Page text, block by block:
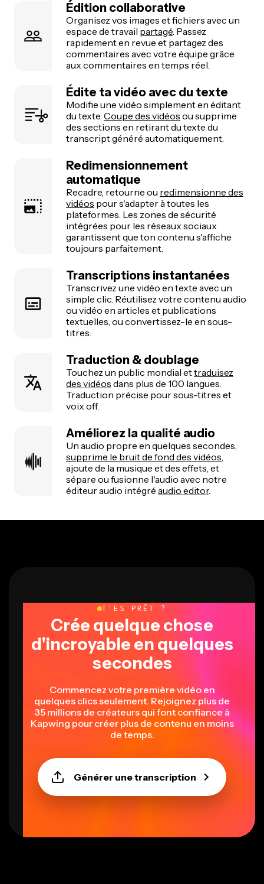
Édition collaborative
Organisez vos images et fichiers avec un
espace de travail partagé. Passez
rapidement en revue et partagez des
commentaires avec votre équipe grâce
aux commentaires en temps réel.
Édite ta vidéo avec du texte
Modifie une vidéo simplement en éditant
du texte. Coupe des vidéos ou supprime
des sections en retirant du texte du
transcript généré automatiquement.
Redimensionnement
automatique
Recadre, retourne ou redimensionne des
vidéos pour s'adapter à toutes les
plateformes. Les zones de sécurité
intégrées pour les réseaux sociaux
garantissent que ton contenu s'affiche
toujours parfaitement.
Transcriptions instantanées
Transcrivez une vidéo en texte avec un
simple clic. Réutilisez votre contenu audio
ou vidéo en articles et publications
textuelles, ou convertissez-le en sous-
titres.
Traduction & doublage
Touchez un public mondial ettraduisez
des vidéos dans plus de 100 langues.
Traduction précise pour sous-titres et
voix off.
Améliorez la qualité audio
Un audio propre en quelques secondes,
supprime le bruit de fond des vidéos,
ajoute de la musique et des effets, et
sépare ou fusionne l'audio avec notre
éditeur audio intégré audio editor.
T'ES PRÊT ?
Crée quelque chose
d'incroyable en quelques
secondes
Commencez votre première vidéo en
quelques clics seulement. Rejoignez plus de
35 millions de créateurs qui font confiance à
Kapwing pour créer plus de contenu en moins
de temps.
Générer une transcription